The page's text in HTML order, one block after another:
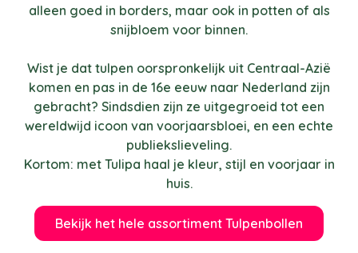
alleen goed in borders, maar ook in potten of als
snijbloem voor binnen.
Wist je dat tulpen oorspronkelijk uit Centraal-Azië
komen en pas in de 16e eeuw naar Nederland zijn
gebracht? Sindsdien zijn ze uitgegroeid tot een
wereldwijd icoon van voorjaarsbloei, en een echte
publiekslieveling.
Kortom: met Tulipa haal je kleur, stijl en voorjaar in
huis.
Bekijk het hele assortiment Tulpenbollen